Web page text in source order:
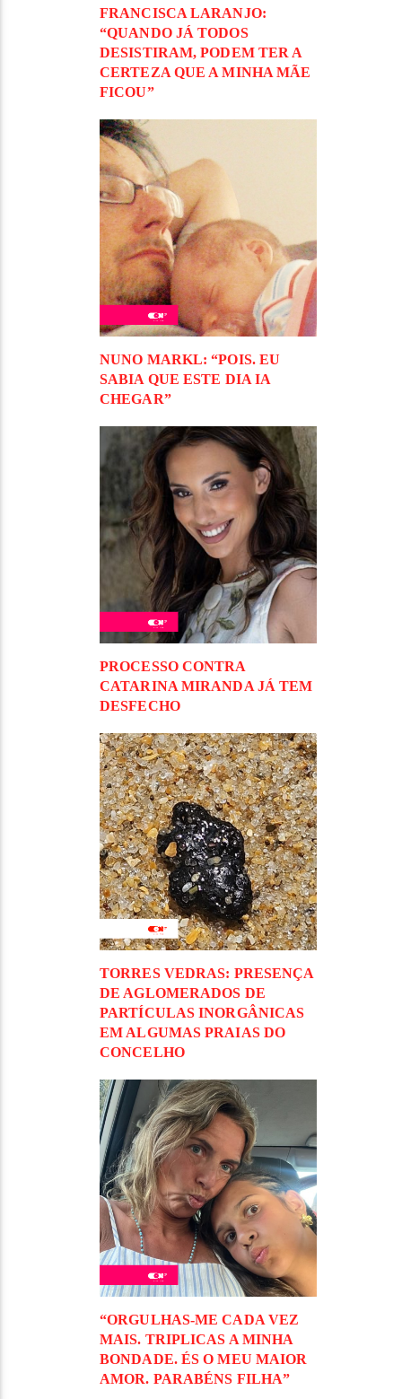
FRANCISCA LARANJO:
“QUANDO JÁ TODOS
DESISTIRAM, PODEM TER A
CERTEZA QUE A MINHA MÃE
FICOU”
NUNO MARKL: “POIS. EU
SABIA QUE ESTE DIA IA
CHEGAR”
PROCESSO CONTRA
CATARINA MIRANDA JÁ TEM
DESFECHO
TORRES VEDRAS: PRESENÇA
DE AGLOMERADOS DE
PARTÍCULAS INORGÂNICAS
EM ALGUMAS PRAIAS DO
CONCELHO
“ORGULHAS-ME CADA VEZ
MAIS. TRIPLICAS A MINHA
BONDADE. ÉS O MEU MAIOR
AMOR. PARABÉNS FILHA”